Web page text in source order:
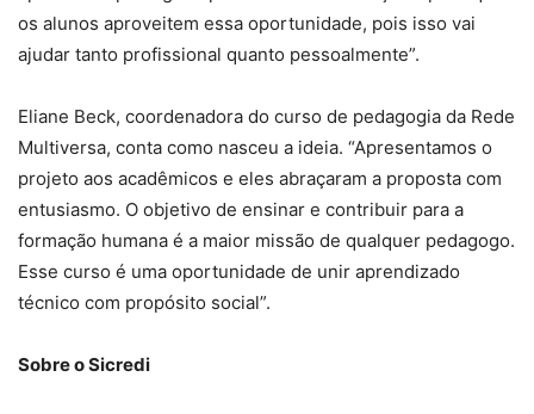
os alunos aproveitem essa oportunidade, pois isso vai
ajudar tanto profissional quanto pessoalmente”.
Eliane Beck, coordenadora do curso de pedagogia da Rede
Multiversa, conta como nasceu a ideia. “Apresentamos o
projeto aos acadêmicos e eles abraçaram a proposta com
entusiasmo. O objetivo de ensinar e contribuir para a
formação humana é a maior missão de qualquer pedagogo.
Esse curso é uma oportunidade de unir aprendizado
técnico com propósito social”.
Sobre o Sicredi